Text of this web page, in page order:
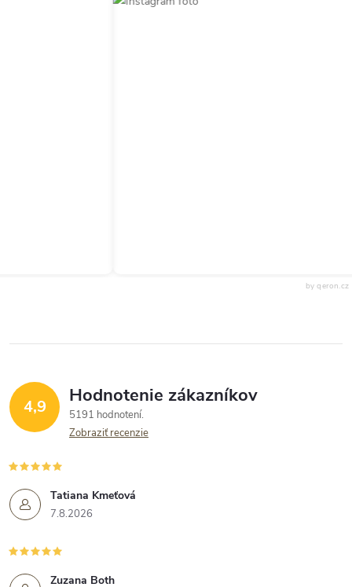
by qeron.cz
4,9 Hodnotenie zákazníkov
5191 hodnotení
Zobraziť recenzie
Tatiana Kmeťová
7.8.2026
Zuzana Both